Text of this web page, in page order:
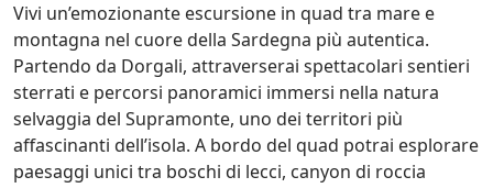
Vivi un’emozionante escursione in quad tra mare e
montagna nel cuore della Sardegna più autentica.
Partendo da Dorgali, attraverserai spettacolari sentieri
sterrati e percorsi panoramici immersi nella natura
selvaggia del Supramonte, uno dei territori più
affascinanti dell’isola. A bordo del quad potrai esplorare
paesaggi unici tra boschi di lecci, canyon di roccia